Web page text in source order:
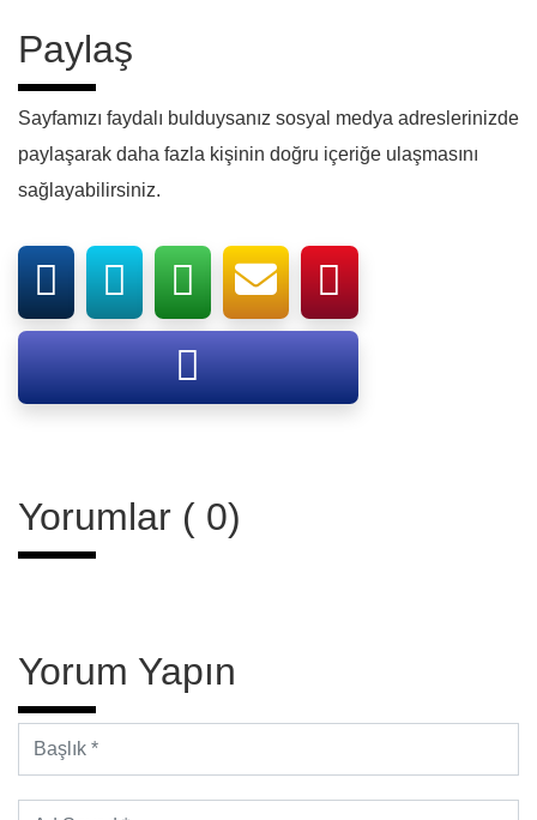
Paylaş
Sayfamızı faydalı bulduysanız sosyal medya adreslerinizde
paylaşarak daha fazla kişinin doğru içeriğe ulaşmasını
sağlayabilirsiniz.
Yorumlar ( 0)
Yorum Yapın